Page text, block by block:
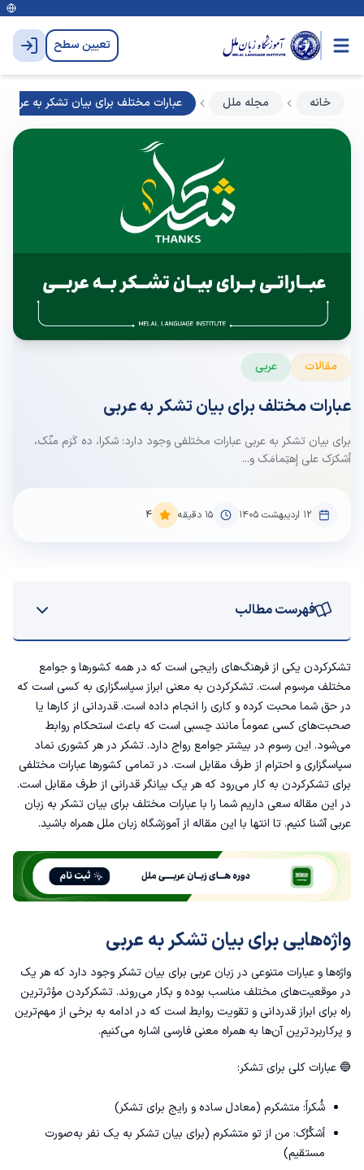
تعیین سطح
خانه مجله ملل عبارات مختلف برای بیان تشکر به عربی
مقالات عربی
عبارات مختلف برای بیان تشکر به عربی
برای بیان تشکر به عربی عبارات مختلفی وجود دارد: شکرا، ده کَرَم منّک،
أشکرَک علی إهتِمامَک و...
۱۲ اردیبهشت ۱۴۰۵ 15 دقیقه 4
فهرست مطالب
واژه‌هایی برای بیان تشکر به عربی
اصطلاحات روزمره تشکر به عربی
عبارات کلی برای تشکر
عبارات برای تشکر از هدیه
عبارات برای تشکر از دعوت
عبارات برای تشکر از مهمان‌نوازی
پرکاربردترین عبارات و پیام تشکر به عربی
در جواب تشکر به عربی چه بگوییم؟
خواهش می‌کنم در جواب تشکر به عربی
تشکر از معلم به عربی
تشکر از خداوند به عربی
تشکرکردن یکی از فرهنگ‌های رایجی است که در همه کشورها و جوامع
مختلف مرسوم است. تشکرکردن به معنی ابراز سپاسگزاری به کسی است که
در حق شما محبت کرده و کاری را انجام داده است. قدردانی از کارها یا
صحبت‌های کسی عموماً مانند چسبی است که باعث استحکام روابط
می‌شود. این رسوم در بیشتر جوامع رواج دارد. تشکر در هر کشوری نماد
سپاسگزاری و احترام از طرف مقابل است. در تمامی کشورها عبارات مختلفی
برای تشکرکردن به کار می‌رود که هر یک بیانگر قدرانی از طرف مقابل است.
در این مقاله سعی داریم شما را با عبارات مختلف برای بیان تشکر به زبان
عربی آشنا کنیم. تا انتها با این مقاله ازآموزشگاه زبان ملل همراه باشید.
واژه‌هایی برای بیان تشکر به عربی
واژه‌ها و عبارات متنوعی در زبان عربی برای بیان تشکر وجود دارد که هر یک
در موقعیت‌های مختلف مناسب بوده و بکار می‌روند. تشکرکردن مؤثرترین
راه برای ابراز قدردانی و تقویت روابط است که در ادامه به برخی از مهم‌ترین
و پرکاربردترین آن‌ها به همراه معنی فارسی اشاره می‌کنیم.
🔵 عبارات کلی برای تشکر:
شُکراً: متشکرم (معادل ساده و رایج برای تشکر)
أشکُرُک: من از تو متشکرم (برای بیان تشکر به یک نفر به‌صورت
مستقیم)